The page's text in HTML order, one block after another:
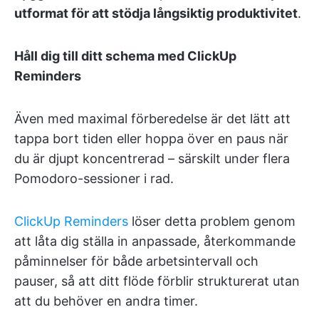
utformat för att stödja långsiktig produktivitet.
Håll dig till ditt schema med ClickUp
Reminders
Även med maximal förberedelse är det lätt att
tappa bort tiden eller hoppa över en paus när
du är djupt koncentrerad – särskilt under flera
Pomodoro-sessioner i rad.
ClickUp Reminders löser detta problem genom
att låta dig ställa in anpassade, återkommande
påminnelser för både arbetsintervall och
pauser, så att ditt flöde förblir strukturerat utan
att du behöver en andra timer.